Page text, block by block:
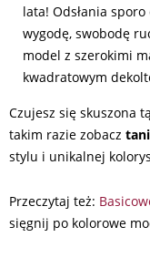
lata! Odsłania
wygodę, swobodę
model z szerokimi
kwadratowym
Czujesz się skuszona
takim razie zobacz
stylu i unikalnej
Przeczytaj też:
sięgnij po kolorowe